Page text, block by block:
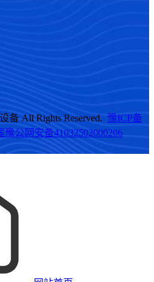
备 All Rights Reserved. 豫ICP备
豫公网安备41032502000206